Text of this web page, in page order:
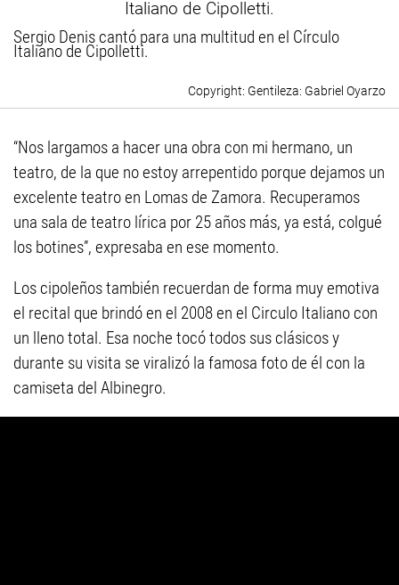
Sergio Denis cantó para una multitud en el Círculo
Italiano de Cipolletti.
Gentileza: Gabriel Oyarzo
“Nos largamos a hacer una obra con mi hermano, un
teatro, de la que no estoy arrepentido porque dejamos un
excelente teatro en Lomas de Zamora. Recuperamos
una sala de teatro lírica por 25 años más, ya está, colgué
los botines”, expresaba en ese momento.
Los cipoleños también recuerdan de forma muy emotiva
el recital que brindó en el 2008 en el Circulo Italiano con
un lleno total. Esa noche tocó todos sus clásicos y
durante su visita se viralizó la famosa foto de él con la
camiseta del Albinegro.